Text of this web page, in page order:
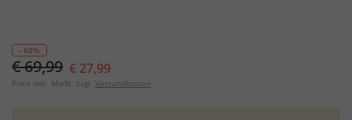
- 60%
€ 69,99 € 27,99
Preis inkl. MwSt. zzgl. Versandkosten